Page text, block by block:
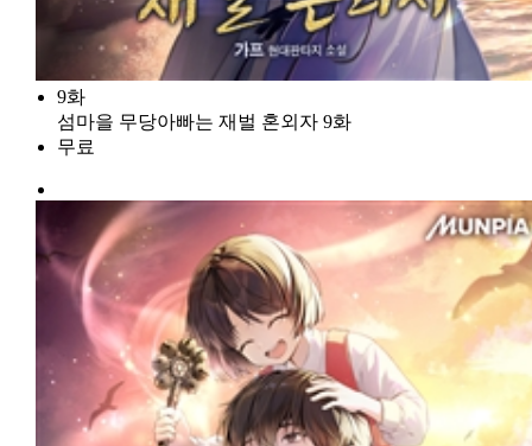
9화
섬마을 무당아빠는 재벌 혼외자 9화
무료